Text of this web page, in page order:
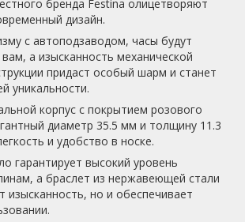
бренда Festina олицетворяют
дизайн.
с автоподзаводом, часы будут
а изысканность механической
придаст особый шарм и станет
уникальности.
корпус с покрытием розового
диаметр 35.5 мм и толщину 11.3
и удобство в носке.
гарантирует высокий уровень
а браслет из нержавеющей стали
изысканность, но и обеспечивает